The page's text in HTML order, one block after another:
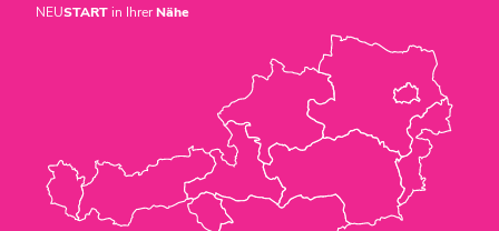
NEUSTARTin IhrerNähe